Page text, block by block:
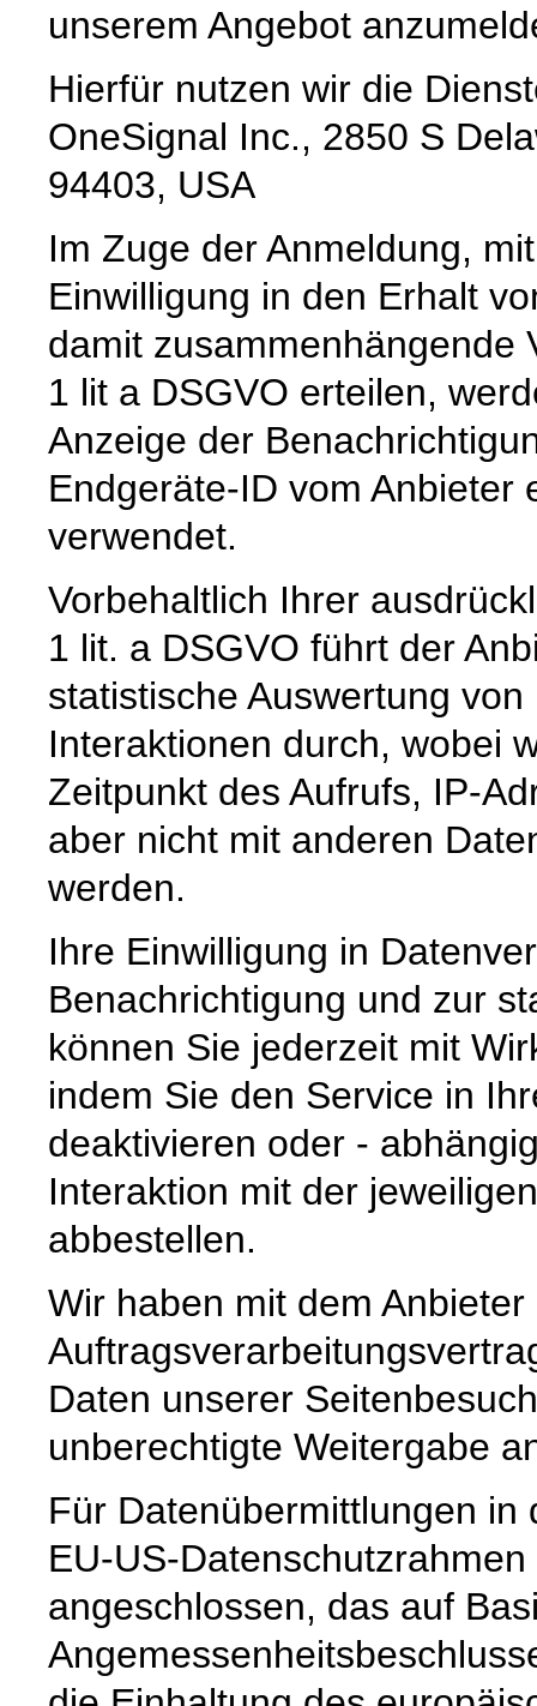
unserem Angebot
Hierfür nutzen wir die
OneSignal Inc., 2850 S
94403, USA
Im Zuge der Anmeldung,
Einwilligung in den Erhalt
damit zusammenhängende
1 lit a DSGVO erteilen,
Anzeige der
Endgeräte-ID vom Anbieter
verwendet.
Vorbehaltlich Ihrer
1 lit. a DSGVO führt der
statistische Auswertung
Interaktionen durch, wobei
Zeitpunkt des Aufrufs, IP-
aber nicht mit anderen
werden.
Ihre Einwilligung in
Benachrichtigung und zur
können Sie jederzeit mit
indem Sie den Service in
deaktivieren oder -
Interaktion mit der
abbestellen.
Wir haben mit dem Anbieter
Daten unserer
unberechtigte Weitergabe
Für Datenübermittlungen in
EU-US-
angeschlossen, das auf